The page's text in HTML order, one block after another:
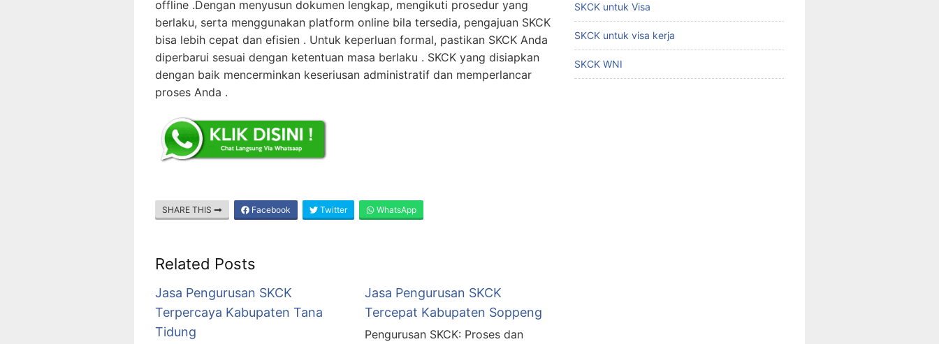
offline .Dengan menyusun dokumen lengkap, mengikuti prosedur yang
berlaku, serta menggunakan platform online bila tersedia, pengajuan SKCK
bisa lebih cepat dan efisien . Untuk keperluan formal, pastikan SKCK Anda
diperbarui sesuai dengan ketentuan masa berlaku . SKCK yang disiapkan
dengan baik mencerminkan keseriusan administratif dan memperlancar
proses Anda .
SHARE THIS Facebook Twitter WhatsApp
Related Posts
Jasa Pengurusan SKCK
Terpercaya Kabupaten Tana
Tidung
Jasa Pengurusan SKCK
Tercepat Kabupaten Soppeng
Pengurusan SKCK: Proses dan
SKCK untuk Visa
SKCK untuk visa kerja
SKCK WNI